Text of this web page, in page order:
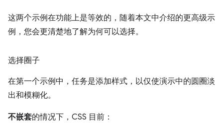
这两个示例在功能上是等效的，随着本文中介绍的更高级示
例，您会更清楚地了解为何可以选择。
选择圈子
在第一个示例中，任务是添加样式，以仅使演示中的圆圈淡
出和模糊化。
不嵌套的情况下，CSS 目前：